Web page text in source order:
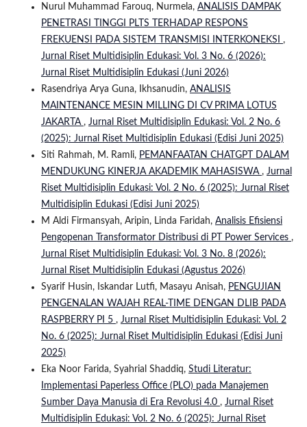
Nurul Muhammad Farouq, Nurmela, ANALISIS DAMPAK
PENETRASI TINGGI PLTS TERHADAP RESPONS
FREKUENSI PADA SISTEM TRANSMISI INTERKONEKSI ,
Jurnal Riset Multidisiplin Edukasi: Vol. 3 No. 6 (2026):
Jurnal Riset Multidisiplin Edukasi (Juni 2026)
Rasendriya Arya Guna, Ikhsanudin, ANALISIS
MAINTENANCE MESIN MILLING DI CV PRIMA LOTUS
JAKARTA , Jurnal Riset Multidisiplin Edukasi: Vol. 2 No. 6
(2025): Jurnal Riset Multidisiplin Edukasi (Edisi Juni 2025)
Siti Rahmah, M. Ramli, PEMANFAATAN CHATGPT DALAM
MENDUKUNG KINERJA AKADEMIK MAHASISWA , Jurnal
Riset Multidisiplin Edukasi: Vol. 2 No. 6 (2025): Jurnal Riset
Multidisiplin Edukasi (Edisi Juni 2025)
M Aldi Firmansyah, Aripin, Linda Faridah, Analisis Efisiensi
Pengopenan Transformator Distribusi di PT Power Services ,
Jurnal Riset Multidisiplin Edukasi: Vol. 3 No. 8 (2026):
Jurnal Riset Multidisiplin Edukasi (Agustus 2026)
Syarif Husin, Iskandar Lutfi, Masayu Anisah, PENGUJIAN
PENGENALAN WAJAH REAL-TIME DENGAN DLIB PADA
RASPBERRY PI 5 , Jurnal Riset Multidisiplin Edukasi: Vol. 2
No. 6 (2025): Jurnal Riset Multidisiplin Edukasi (Edisi Juni
2025)
Eka Noor Farida, Syahrial Shaddiq, Studi Literatur:
Implementasi Paperless Office (PLO) pada Manajemen
Sumber Daya Manusia di Era Revolusi 4.0 , Jurnal Riset
Multidisiplin Edukasi: Vol. 2 No. 6 (2025): Jurnal Riset